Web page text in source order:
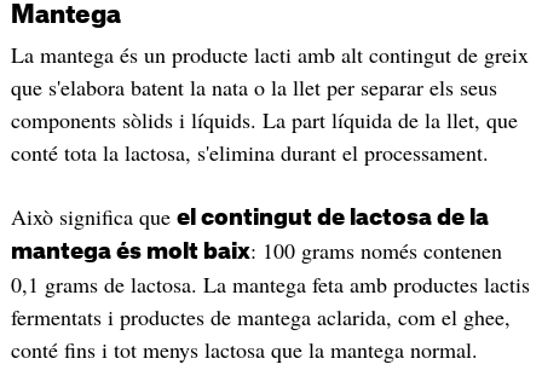
Mantega
La mantega és un producte lacti amb alt contingut de greix
que s'elabora batent la nata o la llet per separar els seus
components sòlids i líquids. La part líquida de la llet, que
conté tota la lactosa, s'elimina durant el processament.
Això significa que el contingut de lactosa de la
mantega és molt baix: 100 grams només contenen
0,1 grams de lactosa. La mantega feta amb productes lactis
fermentats i productes de mantega aclarida, com el ghee,
conté fins i tot menys lactosa que la mantega normal.